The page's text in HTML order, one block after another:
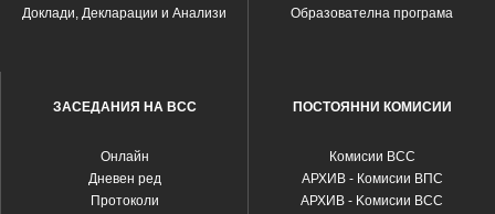
Доклади, Декларации и Анализи
Образователна програма
ЗАСЕДАНИЯ НА ВСС
Oнлайн
Дневен ред
Протоколи
ПОСТОЯННИ КОМИСИИ
Комисии ВСС
АРХИВ - Комисии ВПС
АРХИВ - Kомисии ВСС